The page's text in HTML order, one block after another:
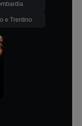
e Trentino